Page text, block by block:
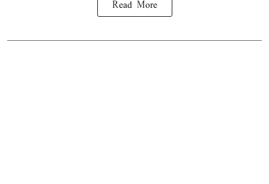
Read More